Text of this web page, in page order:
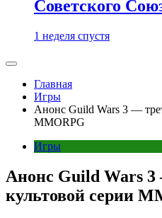
Советского
1 неделя спустя
Главная
Игры
Анонс Guild Wars 3 —
MMORPG
Игры
Анонс Guild Wars 3
культовой серии